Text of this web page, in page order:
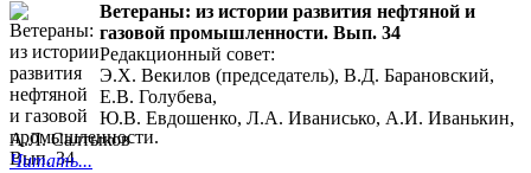
Ветераны: из истории развития нефтяной и
газовой промышленности. Вып. 34
Редакционный совет:
Э.Х. Векилов (председатель), В.Д. Барановский,
Е.В. Голубева,
Ю.В. Евдошенко, Л.А. Иванисько, А.И. Иванькин,
А.Л. Салтыков
Читать...